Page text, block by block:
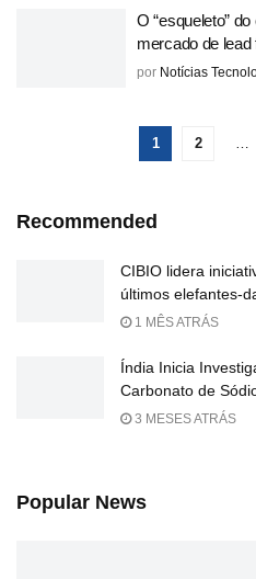
O “esqueleto”
mercado de
por Notícias
1 2
Recommended
CIBIO lidera
últimos elefantes-
1 MÊS ATRÁS
Índia Inicia
Carbonato de
3 MESES ATRÁS
Popular News